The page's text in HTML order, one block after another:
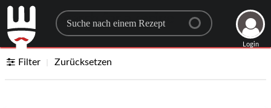
Search for a recipe
Login
Filter Zurücksetzen